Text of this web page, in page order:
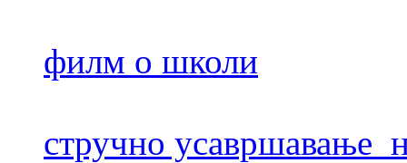
филм о школи
стручно усавршавање